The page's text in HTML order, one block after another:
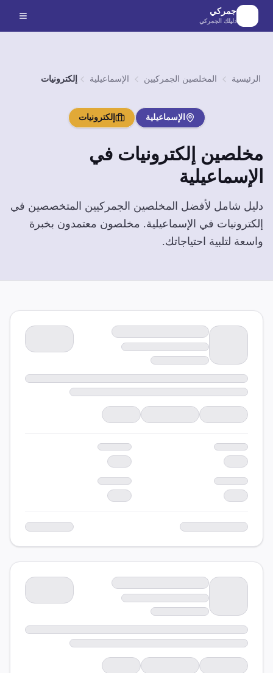
الانتقال إلى المحتوى الرئيسي
جمركي
دليلك الجمركي
الرئيسية المخلصين الجمركيين الإسماعيلية إلكترونيات
الإسماعيلية إلكترونيات
مخلصين إلكترونيات في
الإسماعيلية
دليل شامل لأفضل المخلصين الجمركيين المتخصصين في
إلكترونيات في الإسماعيلية. مخلصون معتمدون بخبرة
واسعة لتلبية احتياجاتك.